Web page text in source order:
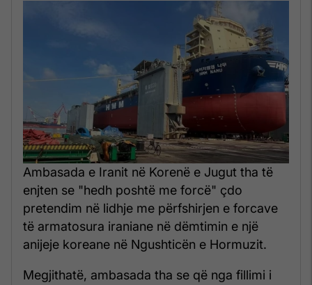
Ambasada e Iranit në Korenë e Jugut tha të
enjten se "hedh poshtë me forcë" çdo
pretendim në lidhje me përfshirjen e forcave
të armatosura iraniane në dëmtimin e një
anijeje koreane në Ngushticën e Hormuzit.
Megjithatë, ambasada tha se që nga fillimi i